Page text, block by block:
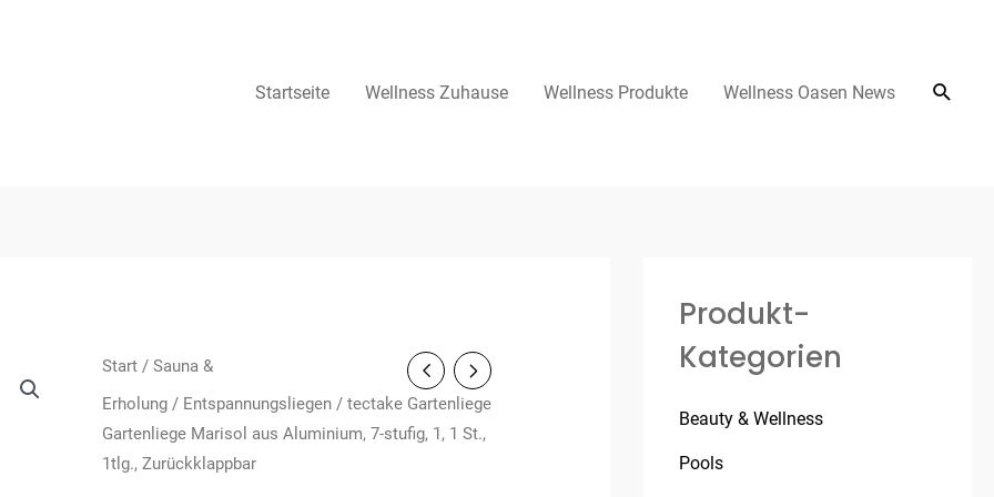
Startseite Wellness Zuhause Wellness Produkte Wellness Oasen News
Start/ Sauna &
Erholung/ Entspannungsliegen/ tectake Gartenliege
Gartenliege Marisol aus Aluminium, 7-stufig, 1, 1 St.,
1tlg., Zurückklappbar
Produkt-
Kategorien
Beauty & Wellness
Pools